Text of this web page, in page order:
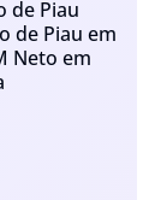
de Piau
de Piau em
Neto em